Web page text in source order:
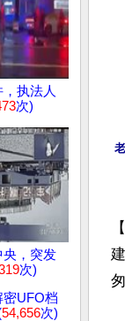
执法人
次)
央，突发
次)
密UFO档
54,656次)